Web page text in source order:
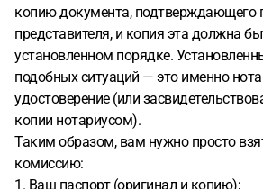
копию документа, подтверждающего
представителя, и копия эта должна
установленном порядке.
подобных ситуаций — это именно
удостоверение (или
копии нотариусом).
Таким образом, вам нужно просто
комиссию:
1. Ваш паспорт (оригинал и копию);